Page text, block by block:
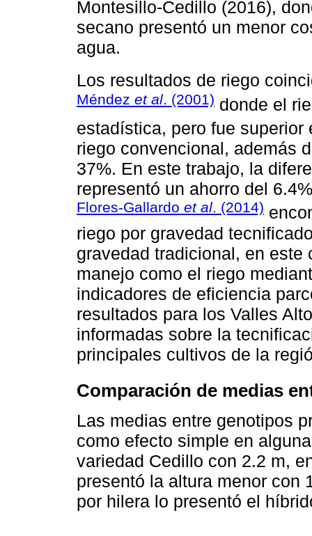
Montesillo-Cedillo (2016),
secano presentó un menor
agua.
Los resultados de riego
Méndez et al . (2001) donde el
estadística, pero fue superior
riego convencional, además
37%. En este trabajo, la
representó un ahorro del
Flores-Gallardo et al. (2014)
riego por gravedad
gravedad tradicional, en
manejo como el riego
indicadores de eficiencia
resultados para los Valles
informadas sobre la
principales cultivos de la
Comparación de medias
Las medias entre genotipos
como efecto simple en
variedad Cedillo con 2.2 m,
presentó la altura menor con
por hilera lo presentó el